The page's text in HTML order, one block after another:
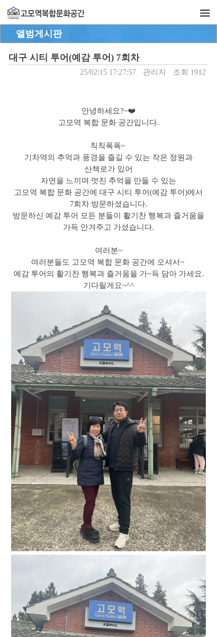
앨범게시판
대구 시티 투어(예감 투어) 7회차
25/02/15 17:27:57 관리자 조회 1912
안녕하세요?~❤️
고모역 복합 문화 공간입니다.
칙칙폭폭~
기차역의 추억과 풍경을 즐길 수 있는 작은 정원과
산책로가 있어
자연을 느끼며 멋진 추억을 만들 수 있는
고모역 복합 문화 공간에 대구 시티 투어(예감 투어)에서
7회차 방문하셨습니다.
방문하신 예감 투어 모든 분들이 활기찬 행복과 즐거움을
가득 안겨주고 가셨습니다.
여러분~
여러분들도 고모역 복합 문화 공간에 오셔서~
예감 투어의 활기찬 행복과 즐거움을 가~득 담아 가세요.
기다릴게요~^^